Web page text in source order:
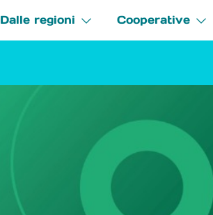
Dalle regioni Cooperative